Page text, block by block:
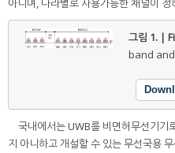
아니며, 나라별로 사용가능한 채널이 정
그림 1. |
band
국내에서는 UWB를 비면허무선기기
지 아니하고 개설할 수 있는 무선국용